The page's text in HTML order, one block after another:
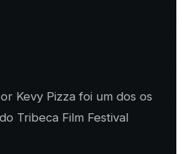
Kevy Pizza foi um dos os
Tribeca Film Festival